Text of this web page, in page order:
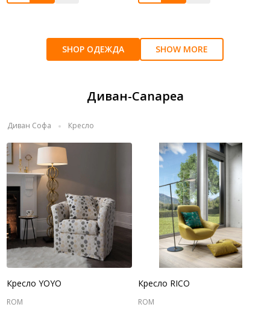
SHOP ОДЕЖДА SHOW MORE
Диван-Canapea
Диван Софа Кресло
Кресло YOYO
ROM
Кресло RICO
ROM